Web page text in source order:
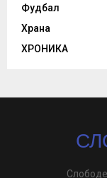
Фудбал
Храна
ХРОНИКА